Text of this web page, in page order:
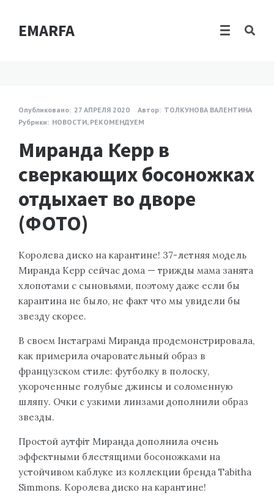
EMARFA
Опубликовано: 27 АПРЕЛЯ 2020 Автор: ТОЛКУНОВА ВАЛЕНТИНА
Рубрики: НОВОСТИ, РЕКОМЕНДУЕМ
Миранда Керр в
сверкающих босоножках
отдыхает во дворе
(ФОТО)
Королева диско на карантине! 37-летняя модель
Миранда Керр сейчас дома — трижды мама занята
хлопотами с сыновьями, поэтому даже если бы
карантина не было, не факт что мы увидели бы
звезду скорее.
В своем Інстаграмі Миранда продемонстрировала,
как примерила очаровательный образ в
французском стиле: футболку в полоску,
укороченные голубые джинсы и соломенную
шляпу. Очки с узкими линзами дополнили образ
звезды.
Простой аутфіт Миранда дополнила очень
эффектными блестящими босоножками на
устойчивом каблуке из коллекции бренда Tabitha
Simmons. Королева диско на карантине!